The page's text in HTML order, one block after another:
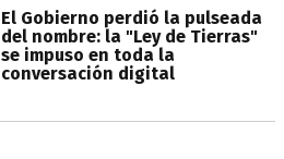
El Gobierno perdió la pulseada
del nombre: la "Ley de Tierras"
se impuso en toda la
conversación digital